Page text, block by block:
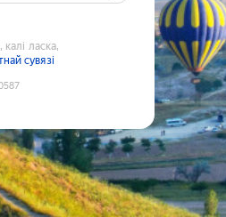
калі ласка,
сувязі